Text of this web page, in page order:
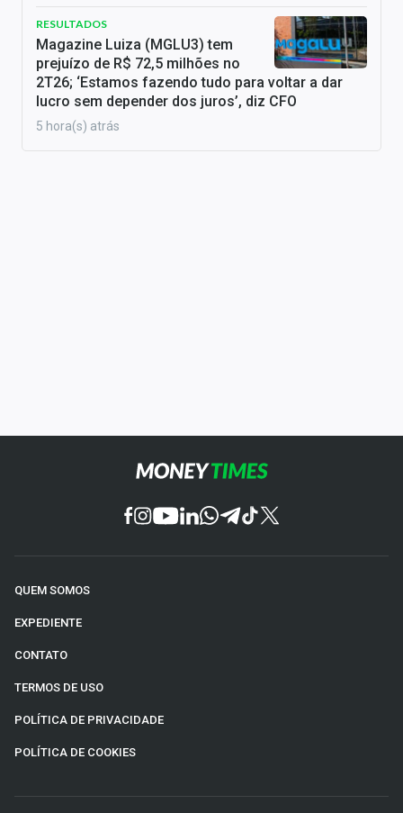
RESULTADOS
Magazine Luiza (MGLU3) tem
prejuízo de R$ 72,5 milhões no
2T26; ‘Estamos fazendo tudo para voltar a dar
lucro sem depender dos juros’, diz CFO
5 hora(s) atrás
QUEM SOMOS
EXPEDIENTE
CONTATO
TERMOS DE USO
POLÍTICA DE PRIVACIDADE
POLÍTICA DE COOKIES